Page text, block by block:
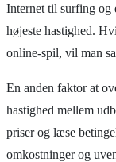
Internet til surfing og
højeste hastighed.
online-spil, vil man
En anden faktor at
hastighed mellem
priser og læse
omkostninger og